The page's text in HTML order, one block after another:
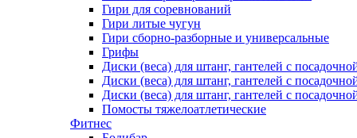
Гири для соревнований
Гири литые чугун
Гири сборно-разборные и универсальные
Грифы
Диски (веса) для штанг, гантелей с
Диски (веса) для штанг, гантелей с
Диски (веса) для штанг, гантелей с
Помосты тяжелоатлетические
Фитнес